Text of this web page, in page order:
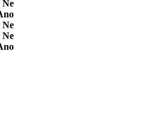
Ne
Ne
Ne